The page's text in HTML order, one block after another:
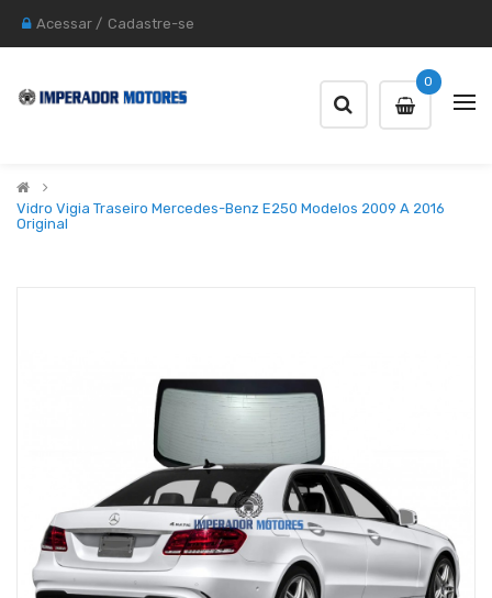
Acessar / Cadastre-se
0
Vidro Vigia Traseiro Mercedes-Benz E250 Modelos 2009 A 2016
Original